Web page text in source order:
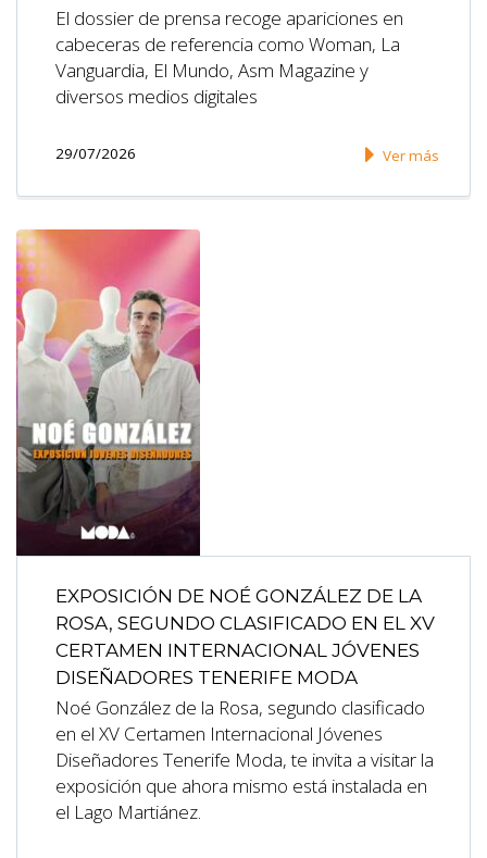
El dossier de prensa recoge apariciones en
cabeceras de referencia como Woman, La
Vanguardia, El Mundo, Asm Magazine y
diversos medios digitales
29/07/2026 Ver más
EXPOSICIÓN DE NOÉ GONZÁLEZ DE LA
ROSA, SEGUNDO CLASIFICADO EN EL XV
CERTAMEN INTERNACIONAL JÓVENES
DISEÑADORES TENERIFE MODA
Noé González de la Rosa, segundo clasificado
en el XV Certamen Internacional Jóvenes
Diseñadores Tenerife Moda, te invita a visitar la
exposición que ahora mismo está instalada en
el Lago Martiánez.